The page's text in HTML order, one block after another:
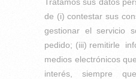
de (i) contestar sus
gestionar el servicio
pedido; (iii) remitirle
medios electrónicos
interés, siempre